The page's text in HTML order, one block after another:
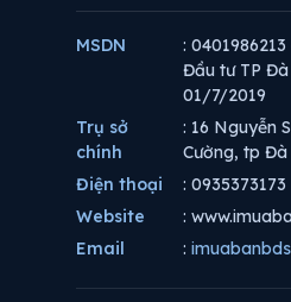
MSDN
:
Đầu tư TP
01/7/2019
Trụ sở
chính
: 16 Nguyễn
Cường, tp
Điện thoại
: 0935373173
Website
:
Email
: